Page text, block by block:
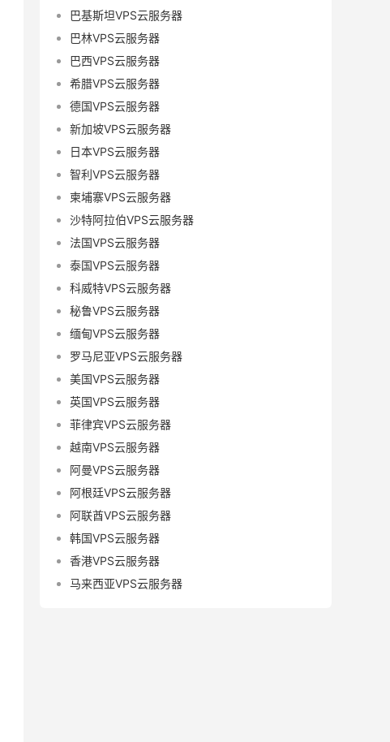
巴基斯坦VPS云服务器
巴林VPS云服务器
巴西VPS云服务器
希腊VPS云服务器
德国VPS云服务器
新加坡VPS云服务器
日本VPS云服务器
智利VPS云服务器
柬埔寨VPS云服务器
沙特阿拉伯VPS云服务器
法国VPS云服务器
泰国VPS云服务器
科威特VPS云服务器
秘鲁VPS云服务器
缅甸VPS云服务器
罗马尼亚VPS云服务器
美国VPS云服务器
英国VPS云服务器
菲律宾VPS云服务器
越南VPS云服务器
阿曼VPS云服务器
阿根廷VPS云服务器
阿联酋VPS云服务器
韩国VPS云服务器
香港VPS云服务器
马来西亚VPS云服务器